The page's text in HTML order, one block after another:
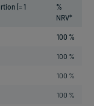
(= 1
%
NRV*
100 %
100 %
100 %
100 %